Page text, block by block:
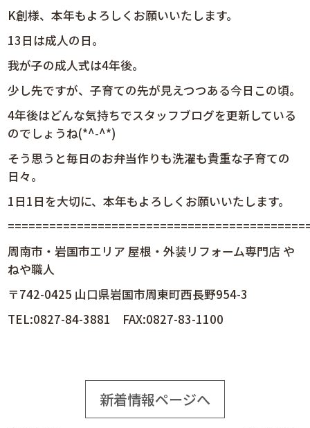
K創様、本年もよろしくお願いいたします。
13日は成人の日。
我が子の成人式は4年後。
少し先ですが、子育ての先が見えつつある今日この頃。
4年後はどんな気持ちでスタッフブログを更新している
のでしょうね(*^-^*)
そう思うと毎日のお弁当作りも洗濯も貴重な子育ての
日々。
1日1日を大切に、本年もよろしくお願いいたします。
周南市・岩国市エリア 屋根・外装リフォーム専門店 や
ねや職人
〒742-0425 山口県岩国市周東町西長野954-3
TEL:0827-84-3881 FAX:0827-83-1100
新着情報ページへ